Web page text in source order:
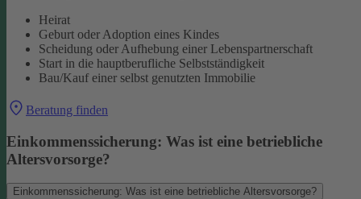
Heirat
Geburt oder Adoption eines Kindes
Scheidung oder Aufhebung einer Lebenspartnerschaft
Start in die hauptberufliche Selbstständigkeit
Bau/Kauf einer selbst genutzten Immobilie
Beratung finden
Einkommenssicherung: Was ist eine betriebliche
Altersvorsorge?
Einkommenssicherung: Was ist eine betriebliche Altersvorsorge?